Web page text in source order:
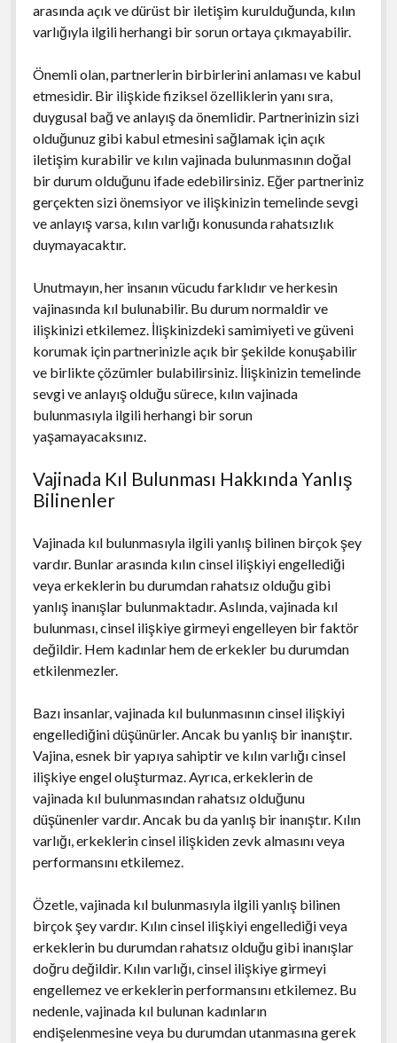
arasında açık ve dürüst bir iletişim kurulduğunda, kılın
varlığıyla ilgili herhangi bir sorun ortaya çıkmayabilir.
Önemli olan, partnerlerin birbirlerini anlaması ve kabul
etmesidir. Bir ilişkide fiziksel özelliklerin yanı sıra,
duygusal bağ ve anlayış da önemlidir. Partnerinizin sizi
olduğunuz gibi kabul etmesini sağlamak için açık
iletişim kurabilir ve kılın vajinada bulunmasının doğal
bir durum olduğunu ifade edebilirsiniz. Eğer partneriniz
gerçekten sizi önemsiyor ve ilişkinizin temelinde sevgi
ve anlayış varsa, kılın varlığı konusunda rahatsızlık
duymayacaktır.
Unutmayın, her insanın vücudu farklıdır ve herkesin
vajinasında kıl bulunabilir. Bu durum normaldir ve
ilişkinizi etkilemez. İlişkinizdeki samimiyeti ve güveni
korumak için partnerinizle açık bir şekilde konuşabilir
ve birlikte çözümler bulabilirsiniz. İlişkinizin temelinde
sevgi ve anlayış olduğu sürece, kılın vajinada
bulunmasıyla ilgili herhangi bir sorun
yaşamayacaksınız.
Vajinada Kıl Bulunması Hakkında Yanlış
Bilinenler
Vajinada kıl bulunmasıyla ilgili yanlış bilinen birçok şey
vardır. Bunlar arasında kılın cinsel ilişkiyi engellediği
veya erkeklerin bu durumdan rahatsız olduğu gibi
yanlış inanışlar bulunmaktadır. Aslında, vajinada kıl
bulunması, cinsel ilişkiye girmeyi engelleyen bir faktör
değildir. Hem kadınlar hem de erkekler bu durumdan
etkilenmezler.
Bazı insanlar, vajinada kıl bulunmasının cinsel ilişkiyi
engellediğini düşünürler. Ancak bu yanlış bir inanıştır.
Vajina, esnek bir yapıya sahiptir ve kılın varlığı cinsel
ilişkiye engel oluşturmaz. Ayrıca, erkeklerin de
vajinada kıl bulunmasından rahatsız olduğunu
düşünenler vardır. Ancak bu da yanlış bir inanıştır. Kılın
varlığı, erkeklerin cinsel ilişkiden zevk almasını veya
performansını etkilemez.
Özetle, vajinada kıl bulunmasıyla ilgili yanlış bilinen
birçok şey vardır. Kılın cinsel ilişkiyi engellediği veya
erkeklerin bu durumdan rahatsız olduğu gibi inanışlar
doğru değildir. Kılın varlığı, cinsel ilişkiye girmeyi
engellemez ve erkeklerin performansını etkilemez. Bu
nedenle, vajinada kıl bulunan kadınların
endişelenmesine veya bu durumdan utanmasına gerek